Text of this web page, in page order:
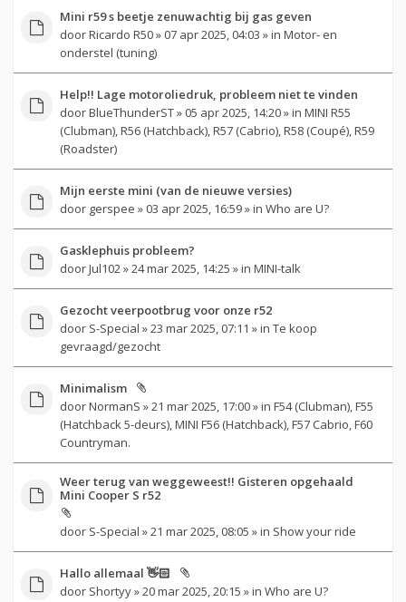
Mini r59 s beetje zenuwachtig bij gas geven
doorRicardo R50» 07 apr 2025, 04:03 » in Motor- en
onderstel (tuning)
Help!! Lage motoroliedruk, probleem niet te vinden
doorBlueThunderST» 05 apr 2025, 14:20 » in MINI R55
(Clubman), R56 (Hatchback), R57 (Cabrio), R58 (Coupé), R59
(Roadster)
Mijn eerste mini (van de nieuwe versies)
door gerspee » 03 apr 2025, 16:59 » in Who are U?
Gasklephuis probleem?
doorJul102 » 24 mar 2025, 14:25 » in MINI-talk
Gezocht veerpootbrug voor onze r52
door S-Special » 23 mar 2025, 07:11 » in Te koop
gevraagd/gezocht
Minimalism
doorNormanS » 21 mar 2025, 17:00 » in F54 (Clubman), F55
(Hatchback 5-deurs), MINI F56 (Hatchback), F57 Cabrio, F60
Countryman.
Weer terug van weggeweest!! Gisteren opgehaald
Mini Cooper S r52
door S-Special » 21 mar 2025, 08:05 » in Show your ride
Hallo allemaal 👋🏻
door Shortyy» 20 mar 2025, 20:15 » in Who are U?